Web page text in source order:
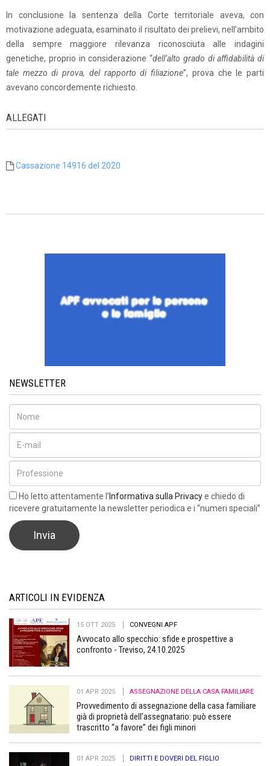
In conclusione la sentenza della Corte territoriale aveva, con
motivazione adeguata, esaminato il risultato dei prelievi, nell’ambito
della sempre maggiore rilevanza riconosciuta alle indagini
genetiche, proprio in considerazione “dell’alto grado di affidabilità di
tale mezzo di prova, del rapporto di filiazione”, prova che le parti
avevano concordemente richiesto.
ALLEGATI
Cassazione 14916 del 2020
NEWSLETTER
Ho letto attentamente l’ Informativa sulla Privacye chiedo di
ricevere gratuitamente la newsletter periodica e i “numeri speciali”
ARTICOLI IN EVIDENZA
15 OTT 2025 CONVEGNI APF
Avvocato allo specchio: sfide e prospettive a
confronto - Treviso, 24.10.2025
01 APR 2025 ASSEGNAZIONE DELLA CASA FAMILIARE
Provvedimento di assegnazione della casa familiare
già di proprietà dell’assegnatario: può essere
trascritto “a favore” dei figli minori
01 APR 2025 DIRITTI E DOVERI DEL FIGLIO